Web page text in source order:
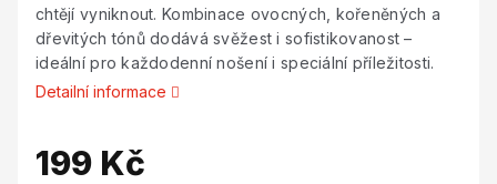
chtějí vyniknout. Kombinace ovocných, kořeněných a
dřevitých tónů dodává svěžest i sofistikovanost –
ideální pro každodenní nošení i speciální příležitosti.
Detailní informace
199 Kč